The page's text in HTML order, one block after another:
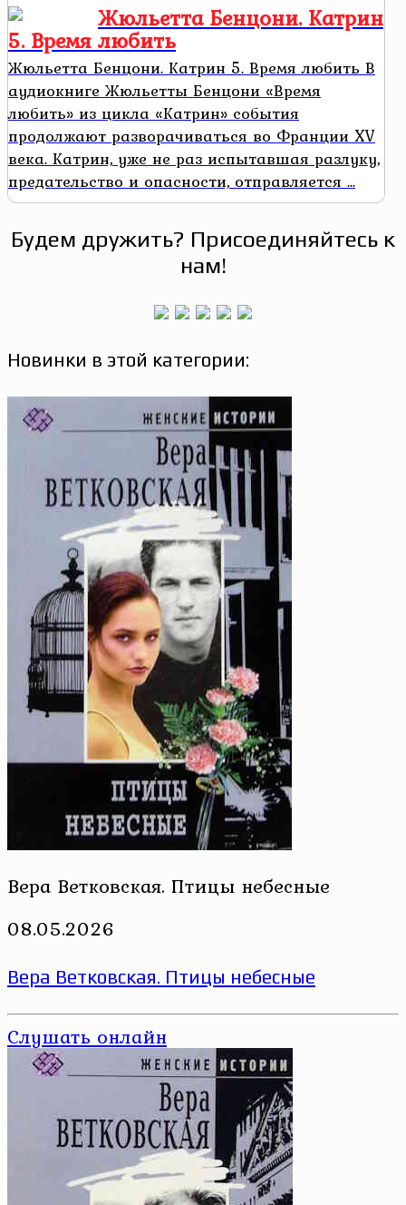
Жюльетта Бенцони. Катрин
5. Время любить
Жюльетта Бенцони. Катрин 5. Время любить В
аудиокниге Жюльетты Бенцони «Время
любить» из цикла «Катрин» события
продолжают разворачиваться во Франции XV
века. Катрин, уже не раз испытавшая разлуку,
предательство и опасности, отправляется ...
Будем дружить? Присоединяйтесь к
нам!
Новинки в этой категории:
Вера Ветковская. Птицы небесные
08.05.2026
Вера Ветковская. Птицы небесные
Слушать онлайн